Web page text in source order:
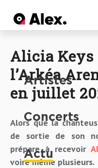
Artistes
Concerts
Actu
Actu
Alicia Keys
l’Arkéa
en juillet
Alors que la
de sortie de son
prépare à recevoir
voire même plusieurs.